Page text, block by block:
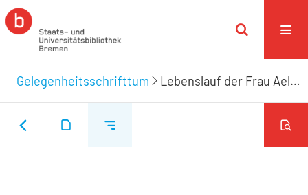
Gelegenheitsschrifttum Lebenslauf der Frau Aeltermänninn Anna Christina Merrem gebohrenen Barkey welche am 13ten des Monats August 1769 diß Zeitliche mit dem Ewigem verwechselte.